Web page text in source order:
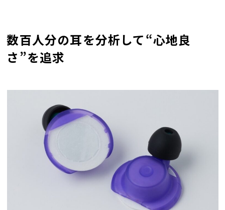
数百人分の耳を分析して“心地良
さ”を追求